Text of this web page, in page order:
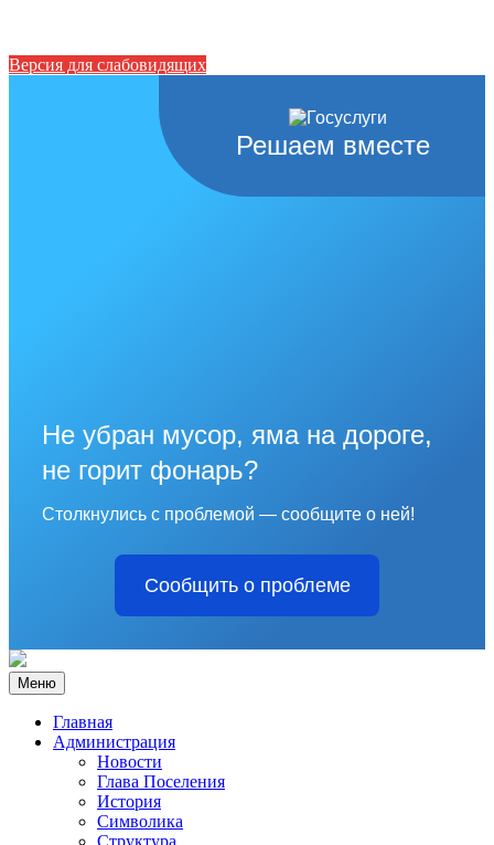
Версия для слабовидящих
Решаем вместе
Не убран мусор, яма на дороге,
не горит фонарь?
Столкнулись с проблемой — сообщите о ней!
Сообщить о проблеме
Меню
Главная
Администрация
Новости
Глава Поселения
История
Символика
Структура